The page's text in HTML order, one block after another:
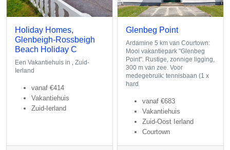
Holiday Homes,
Glenbeigh-Rossbeigh
Beach Holiday C
Een Vakantiehuis in , Zuid-
Ierland
vanaf €414
Vakantiehuis
Zuid-Ierland
Glenbeg Point
Ardamine 5 km van Courtown:
Mooi vakantiepark "Glenbeg
Point". Rustige, zonnige ligging,
300 m van zee. Voor
medegebruik: tennisbaan (1 x
hard
vanaf €683
Vakantiehuis
Zuid-Oost Ierland
Courtown